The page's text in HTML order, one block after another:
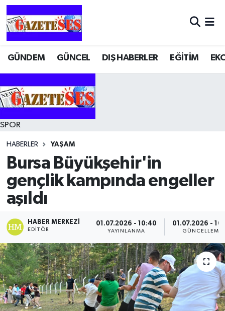
GÜNDEM GÜNCEL DIŞ HABERLER EĞİTİM
SPOR
HABERLER YAŞAM
Bursa Büyükşehir'in
gençlik kampında engeller
aşıldı
HABER MERKEZI
EDITÖR
01.07.2026 - 10:40
YAYINLANMA
01.07.2026 -
GÜNCELLEME